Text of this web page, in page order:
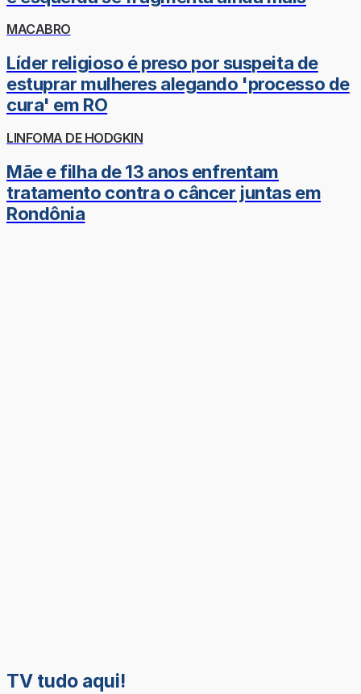
MACABRO
Líder religioso é preso por suspeita de
estuprar mulheres alegando 'processo de
cura' em RO
LINFOMA DE HODGKIN
Mãe e filha de 13 anos enfrentam
tratamento contra o câncer juntas em
Rondônia
TV tudo aqui!